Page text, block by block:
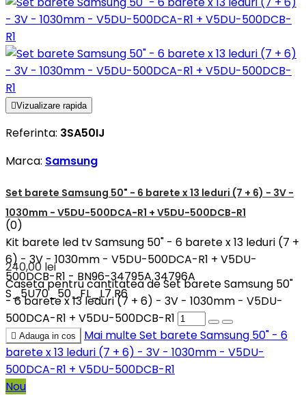
Vizualizare rapida
Referinta: 3SA50IJ
Marca: Samsung
Set barete Samsung 50" - 6 barete x 13 leduri (7 + 6) - 3V -
1030mm - V5DU-500DCA-R1 + V5DU-500DCB-R1
(0)
Kit barete led tv Samsung 50" - 6 barete x 13 leduri (7 +
6) - 3V - 1030mm - V5DU-500DCA-R1 + V5DU-
500DCB-R1 - BN96-34795A 34796A
S_5U70_50_FL_L7 R6
240,00 lei
Caseta pentru cantitatea de Set barete Samsung 50"
- 6 barete x 13 leduri (7 + 6) - 3V - 1030mm - V5DU-
500DCA-R1 + V5DU-500DCB-R1
 Adauga in cos Mai multeSet barete Samsung 50" - 6
barete x 13 leduri (7 + 6) - 3V - 1030mm - V5DU-
500DCA-R1 + V5DU-500DCB-R1
Nou